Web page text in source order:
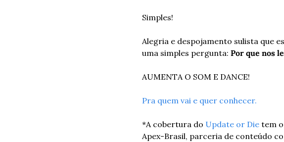
Simples!
Alegria e despojamento sulista que
uma simples pergunta: Por que nos
AUMENTA O SOM E DANCE!
Pra quem vai e quer conhecer.
*A cobertura do Update or Die tem
Apex-Brasil, parceria de conteúdo